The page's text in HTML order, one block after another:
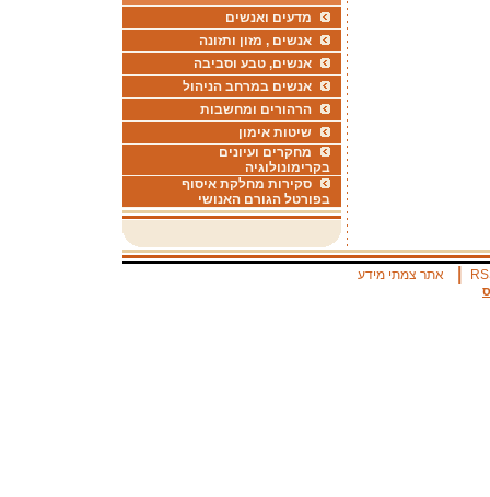
מדעים ואנשים
אנשים , מזון ותזונה
אנשים, טבע וסביבה
אנשים במרחב הניהול
הרהורים ומחשבות
שיטות אימון
מחקרים ועיונים
בקרימונולוגיה
סקירות מחלקת איסוף
בפורטל הגורם האנושי
אתר צמתי מידע